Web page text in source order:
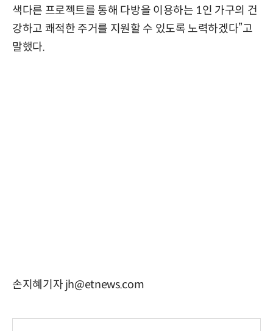
색다른 프로젝트를 통해 다방을 이용하는 1인 가구의 건
강하고 쾌적한 주거를 지원할 수 있도록 노력하겠다”고
말했다.
손지혜기자 jh@etnews.com